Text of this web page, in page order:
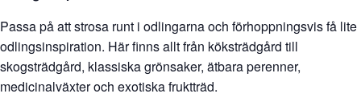
Passa på att strosa runt i odlingarna och förhoppningsvis få lite
odlingsinspiration. Här finns allt från köksträdgård till
skogsträdgård, klassiska grönsaker, ätbara perenner,
medicinalväxter och exotiska fruktträd.